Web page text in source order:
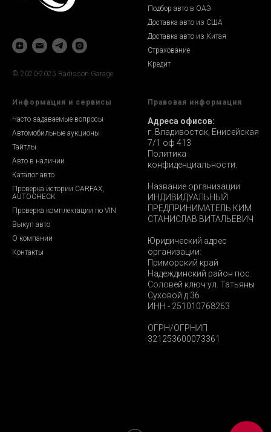
© 2020-2025 Radisson Garage
Подбор авто в ОАЭ
Доставка авто из США
Доставка авто из Китая
Страхование
Кредит
Информация и сервисы
Часто задаваемые вопросы
Автомобильные аукционы
Тайтлы
Авто в наличии
Каталог авто
Проверка истории CARFAX,
AUTOCHECK
Проверка комплектации по VIN
Выкуп авто
О компании
Контакты
Правовая информация
Адреса офисов:
г. Владивосток, Енисейская
7/1 оф 413
Политика
конфиденциальности.
Название организации
ИНДИВИДУАЛЬНЫЙ
ПРЕДПРИНИМАТЕЛЬ КИМ
СТАНИСЛАВ ВИТАЛЬЕВИЧ
Юридический адрес
организации:
Приморский край
Надеждинский район пос.
Соловей ключ ул. Татьяны
Суховой д.36
ИНН - 251010768263
ОГРН/ОГРНИП
321253600073361